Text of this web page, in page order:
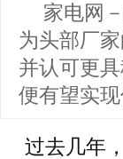
家电网
为头部厂
并认可更
便有望实现
过去几年